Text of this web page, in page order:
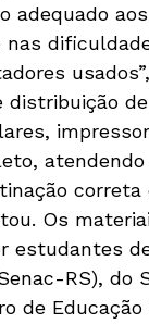
adequado
correta
Os
estudantes
RS), do
de